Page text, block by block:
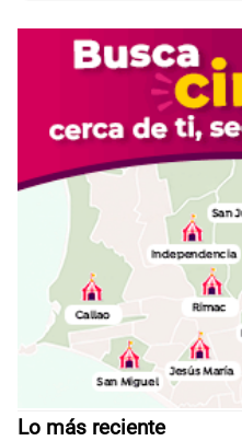
Lo más reciente